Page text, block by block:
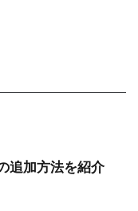
追加方法を紹介